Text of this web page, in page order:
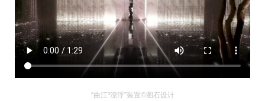
“曲江³漂浮”装置©图石设计